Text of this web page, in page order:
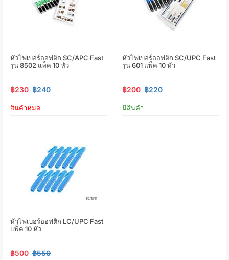
หัวไฟเบอร์ออฟติก SC/APC Fast
รุ่น 8502 แพ็ค 10 หัว
฿230 ฿240
สินค้าหมด
หัวไฟเบอร์ออฟติก SC/UPC Fast
รุ่น 601 แพ็ค 10 หัว
฿200 ฿220
มีสินค้า
หัวไฟเบอร์ออฟติก LC/UPC Fast
แพ็ค 10 หัว
฿500 ฿550